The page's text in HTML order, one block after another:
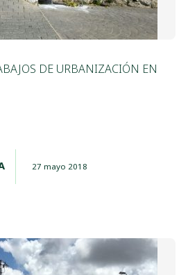
DE URBANIZACIÓN EN
27 mayo 2018